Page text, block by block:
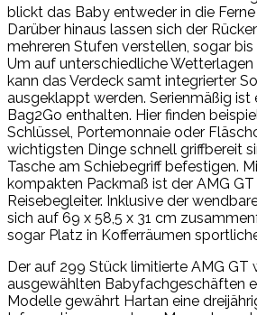
blickt das Baby entweder in die
Darüber hinaus lassen sich der
mehreren Stufen verstellen, sogar
Um auf unterschiedliche Wetterlagen
kann das Verdeck samt integrierter
ausgeklappt werden. Serienmäßig ist
Bag2Go enthalten. Hier finden
Schlüssel, Portemonnaie oder
wichtigsten Dinge schnell griffbereit
Tasche am Schiebegriff befestigen.
kompakten Packmaß ist der AMG GT
Reisebegleiter. Inklusive der
sich auf 69 x 58,5 x 31 cm
sogar Platz in Kofferräumen
Der auf 299 Stück limitierte AMG GT
ausgewählten Babyfachgeschäften
Modelle gewährt Hartan eine